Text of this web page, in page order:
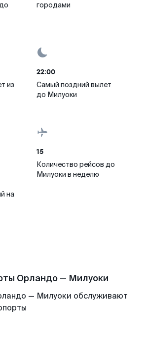
городами
из
22:00
Самый поздний вылет
до Милуоки
на
15
Количество рейсов до
Милуоки в неделю
Орландо — Милуоки
— Милуоки обслуживают